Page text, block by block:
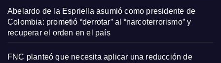
Abelardo de la Espriella asumió como presidente de
Colombia: prometió “derrotar” al “narcoterrorismo” y
recuperar el orden en el país
FNC planteó que necesita aplicar una reducción de